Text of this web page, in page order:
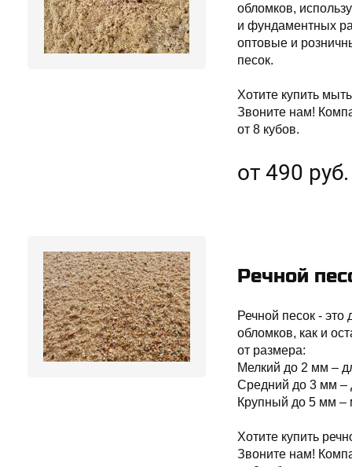
обломков,
и фундаментных
оптовые и
песок.
Хотите купить
Звоните нам!
от 8 кубов.
от 490
Речной
Речной песок -
обломков, как и
от размера:
Мелкий до 2 мм –
Средний до 3 мм –
Крупный до 5 мм –
Хотите купить
Звоните нам!